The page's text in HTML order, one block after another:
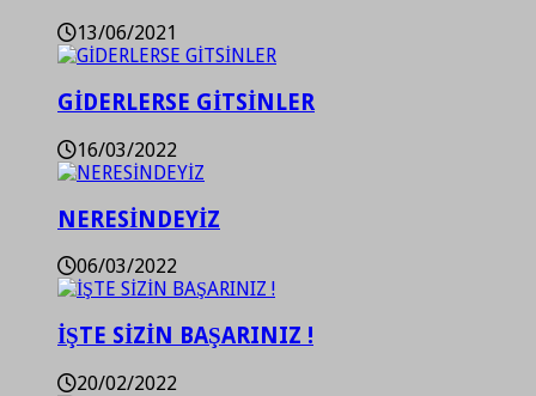
13/06/2021
GİDERLERSE GİTSİNLER
16/03/2022
NERESİNDEYİZ
06/03/2022
İŞTE SİZİN BAŞARINIZ !
20/02/2022